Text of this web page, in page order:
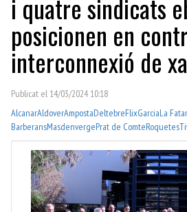
i quatre sindicats
posicionen en
interconnexió de
Publicat el 14/03/2024 10:18
AlcanarAldoverAmpostaDeltebreFlixGarciaLa
BarberansMasdenvergePrat de ComteRoquetes